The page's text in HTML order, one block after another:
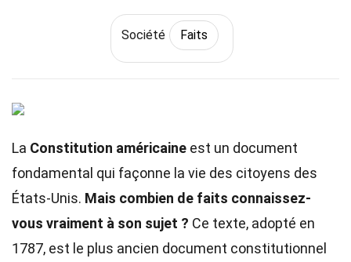
Société Faits
La Constitution américaine est un document
fondamental qui façonne la vie des citoyens des
États-Unis. Mais combien de faits connaissez-
vous vraiment à son sujet ? Ce texte, adopté en
1787, est le plus ancien document constitutionnel